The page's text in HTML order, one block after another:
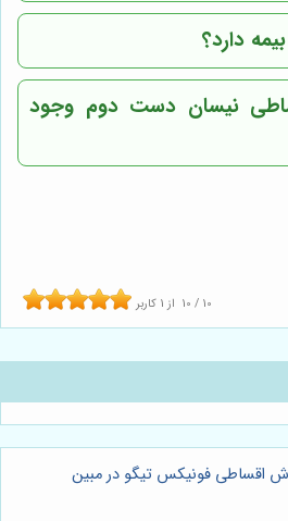
دارد؟
نیسان دست دوم وجود
10 / 10 از 1 کاربر
اقساطی فونیکس تیگو در مبین